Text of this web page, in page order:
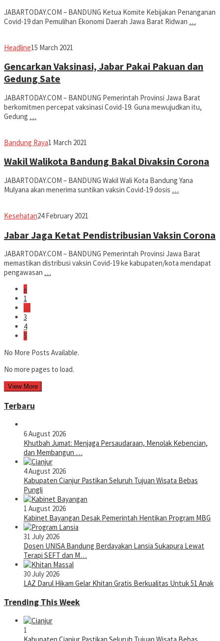
JABARTODAY.COM – BANDUNG Ketua Komite Kebijakan Penanganan
Covid-19 dan Pemulihan Ekonomi Daerah Jawa Barat Ridwan …
HeadlineAvila
15 March 2021
Gencarkan Vaksinasi, Jabar Pakai Pakuan dan
Gedung Sate
JABARTODAY.COM – BANDUNG Pemerintah Provinsi Jawa Barat
berkomitmen percepat vaksinasi Covid-19. Guna mewujudkan itu,
Gedung …
Bandung RayaEddy
1 March 2021
Wakil Walikota Bandung Bakal Divaksin Corona
JABARTODAY.COM – BANDUNG Wakil Wali Kota Bandung Yana
Mulyana akan menerima suntikan vaksin Covid-19 dosis …
KesehatanAvila
24 February 2021
Jabar Jaga Ketat Pendistribusian Vaksin Corona
JABARTODAY.COM – BANDUNG Pemerintah Provinsi Jawa Barat
memastikan distribusi vaksin Covid-19 ke kabupaten/kota mendapat
pengawasan …
«
1
…
3
4
5
No More Posts Available.
No more pages to load.
View More
Terbaru
6 August 2026
Khutbah Jumat: Menjaga Persaudaraan, Menolak Kebencian,
dan Membangun …
4 August 2026
Kabupaten Cianjur Pastikan Seluruh Tujuan Wisata Bebas
Pungli
1 August 2026
Kabinet Bayangan Desak Pemerintah Hentikan Program MBG
31 July 2026
Dosen UNISA Bandung Berdayakan Lansia Sukapura Lewat
Terapi SEFT dan M…
30 July 2026
LAZ Darul Hikam Gelar Khitan Gratis Berkualitas Untuk 51 Anak
Trending This Week
1